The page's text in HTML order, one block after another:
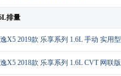
排量
X5 2019款 乐享系列 1.6L 手动 实用型
X5 2018款 乐享系列 1.6L CVT 网联版